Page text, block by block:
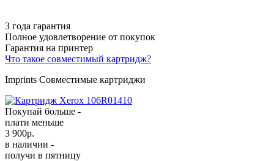
3 года гарантия
Полное удовлетворение от покупок
Гарантия на принтер
Что такое совместимый картридж?
Imprints Совместимые картриджи
Покупай больше -
плати меньше
3 900р.
в наличии -
получи в пятницу